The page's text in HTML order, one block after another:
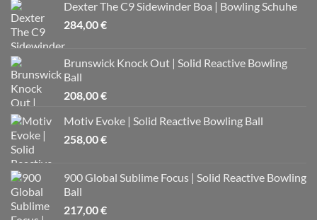
Dexter The C9 Sidewinder Boa | Bowling Schuhe
284,00€
Brunswick Knock Out | Solid Reactive Bowling
Ball
208,00€
Motiv Evoke | Solid Reactive Bowling Ball
258,00€
900 Global Sublime Focus | Solid Reactive Bowling
Ball
217,00€